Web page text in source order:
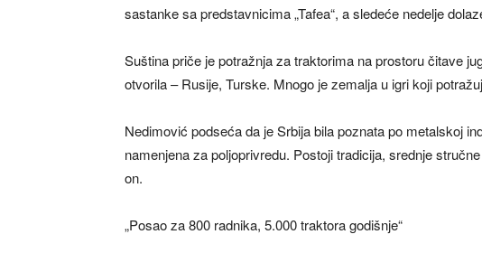
sastanke sa predstavnicima „Tafea“, a sledeće nedelje
Suština priče je potražnja za traktorima na prostoru čitave
otvorila – Rusije, Turske. Mnogo je zemalja u igri koji
Nedimović podseća da je Srbija bila poznata po metalskoj
namenjena za poljoprivredu. Postoji tradicija, srednje
on.
„Posao za 800 radnika, 5.000 traktora godišnje“